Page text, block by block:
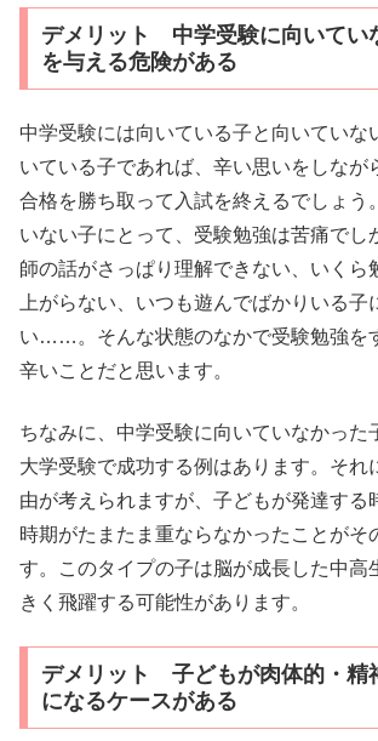
デメリット 中学受験に向いてい
を与える危険がある
中学受験には向いている子と向いていな
いている子であれば、辛い思いをしなが
合格を勝ち取って入試を終えるでしょう
いない子にとって、受験勉強は苦痛でし
師の話がさっぱり理解できない、いくら
上がらない、いつも遊んでばかりいる子
い……。そんな状態のなかで受験勉強を
辛いことだと思います。
ちなみに、中学受験に向いていなかった
大学受験で成功する例はあります。それ
由が考えられますが、子どもが発達する
時期がたまたま重ならなかったことがそ
す。このタイプの子は脳が成長した中高
きく飛躍する可能性があります。
デメリット 子どもが肉体的・精
になるケースがある